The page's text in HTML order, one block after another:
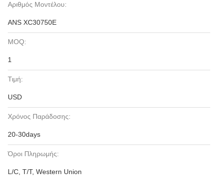
Αριθμός Μοντέλου:
ANS XC30750E
MOQ:
1
Τιμή:
USD
Χρόνος Παράδοσης:
20-30days
Όροι Πληρωμής:
L/C, T/T, Western Union